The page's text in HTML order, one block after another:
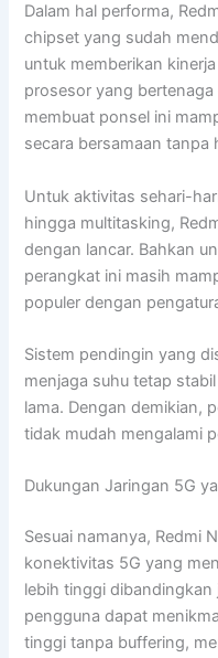
Dalam hal performa,
chipset yang sudah
untuk memberikan
prosesor yang
membuat ponsel ini
secara bersamaan tanpa
Untuk aktivitas sehari-
hingga multitasking,
dengan lancar. Bahkan
perangkat ini masih
populer dengan
Sistem pendingin yang
menjaga suhu tetap
lama. Dengan demikian,
tidak mudah mengalami
Dukungan Jaringan 5G
Sesuai namanya, Redmi
konektivitas 5G yang
lebih tinggi dibandingkan
pengguna dapat
tinggi tanpa buffering,